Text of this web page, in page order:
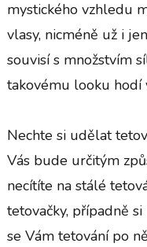
mystického vzhledu
vlasy, nicméně už i
souvisí s množstvím
takovému looku hodí
Nechte si udělat
Vás bude určitým
necítíte na stálé
tetovačky, případně
se Vám tetování po